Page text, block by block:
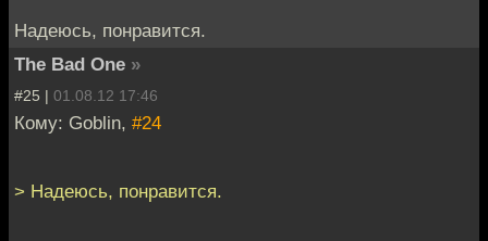
Надеюсь, понравится.
The Bad One »
#25 | 01.08.12 17:46
Кому: Goblin, #24
> Надеюсь, понравится.